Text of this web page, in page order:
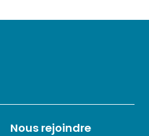
Nous rejoindre